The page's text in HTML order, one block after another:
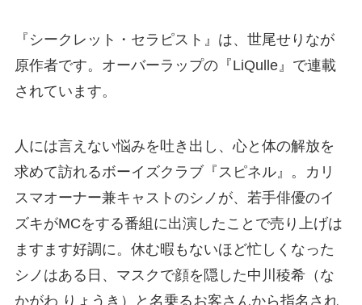
『シークレット・セラピスト』は、世尾せりなが
原作者です。オーバーラップの『LiQulle』で連載
されています。
人には言えない悩みを吐き出し、心と体の解放を
求めて訪れるボーイズクラブ『スピネル』。カリ
スマオーナー兼キャストのシノが、若手俳優のイ
ズキがMCをする番組に出演したことで売り上げは
ますます好調に。休む暇もないほど忙しくなった
シノはある日、マスクで顔を隠した中川稜希（な
かがわ りょうき）と名乗るお客さんから指名され